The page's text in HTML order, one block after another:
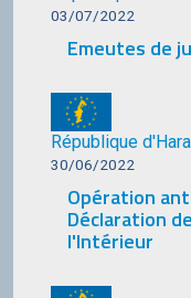
03/07/2022
Emeutes de
République
30/06/2022
Opération
Déclaration
l'Intérieur